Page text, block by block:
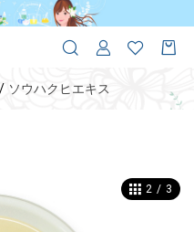
ソウハクヒエキス
2 / 3